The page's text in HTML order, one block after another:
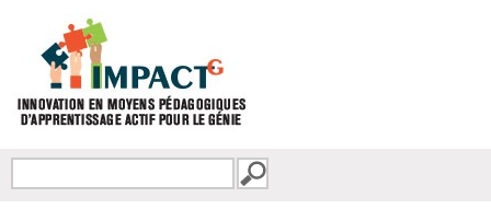
FORMULAIRE DE